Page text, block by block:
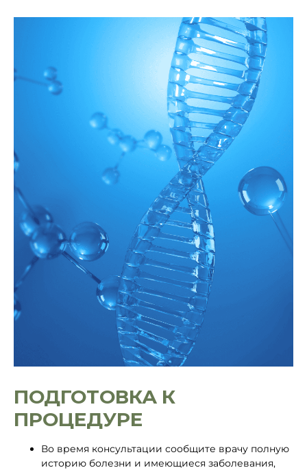
ПОДГОТОВКА К
ПРОЦЕДУРЕ
Во время консультации сообщите врачу полную
историю болезни и имеющиеся заболевания,